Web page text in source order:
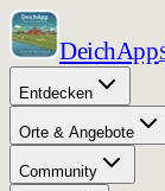
DeichApp
Entdecken
Orte & Angebote
Community